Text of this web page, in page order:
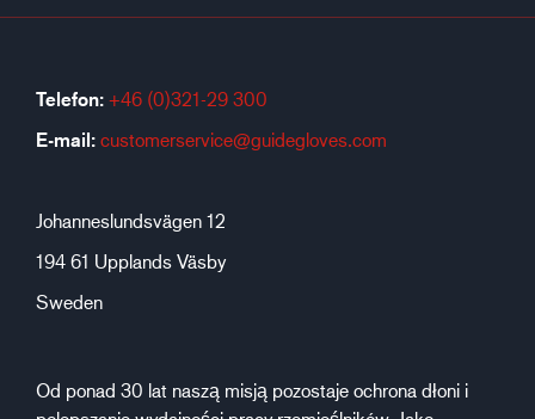
Telefon: +46 (0)321-29 300
E-mail: customerservice@guidegloves.com
Johanneslundsvägen 12
194 61 Upplands Väsby
Sweden
Od ponad 30 lat naszą misją pozostaje ochrona dłoni i